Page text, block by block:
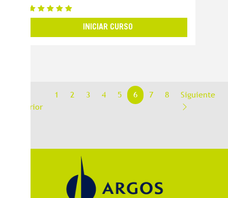
INICIAR CURSO
Anterior
1 2 3 4 5 6 7 8 Siguiente